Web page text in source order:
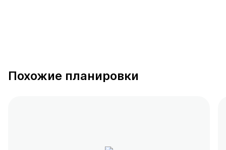
Похожие планировки